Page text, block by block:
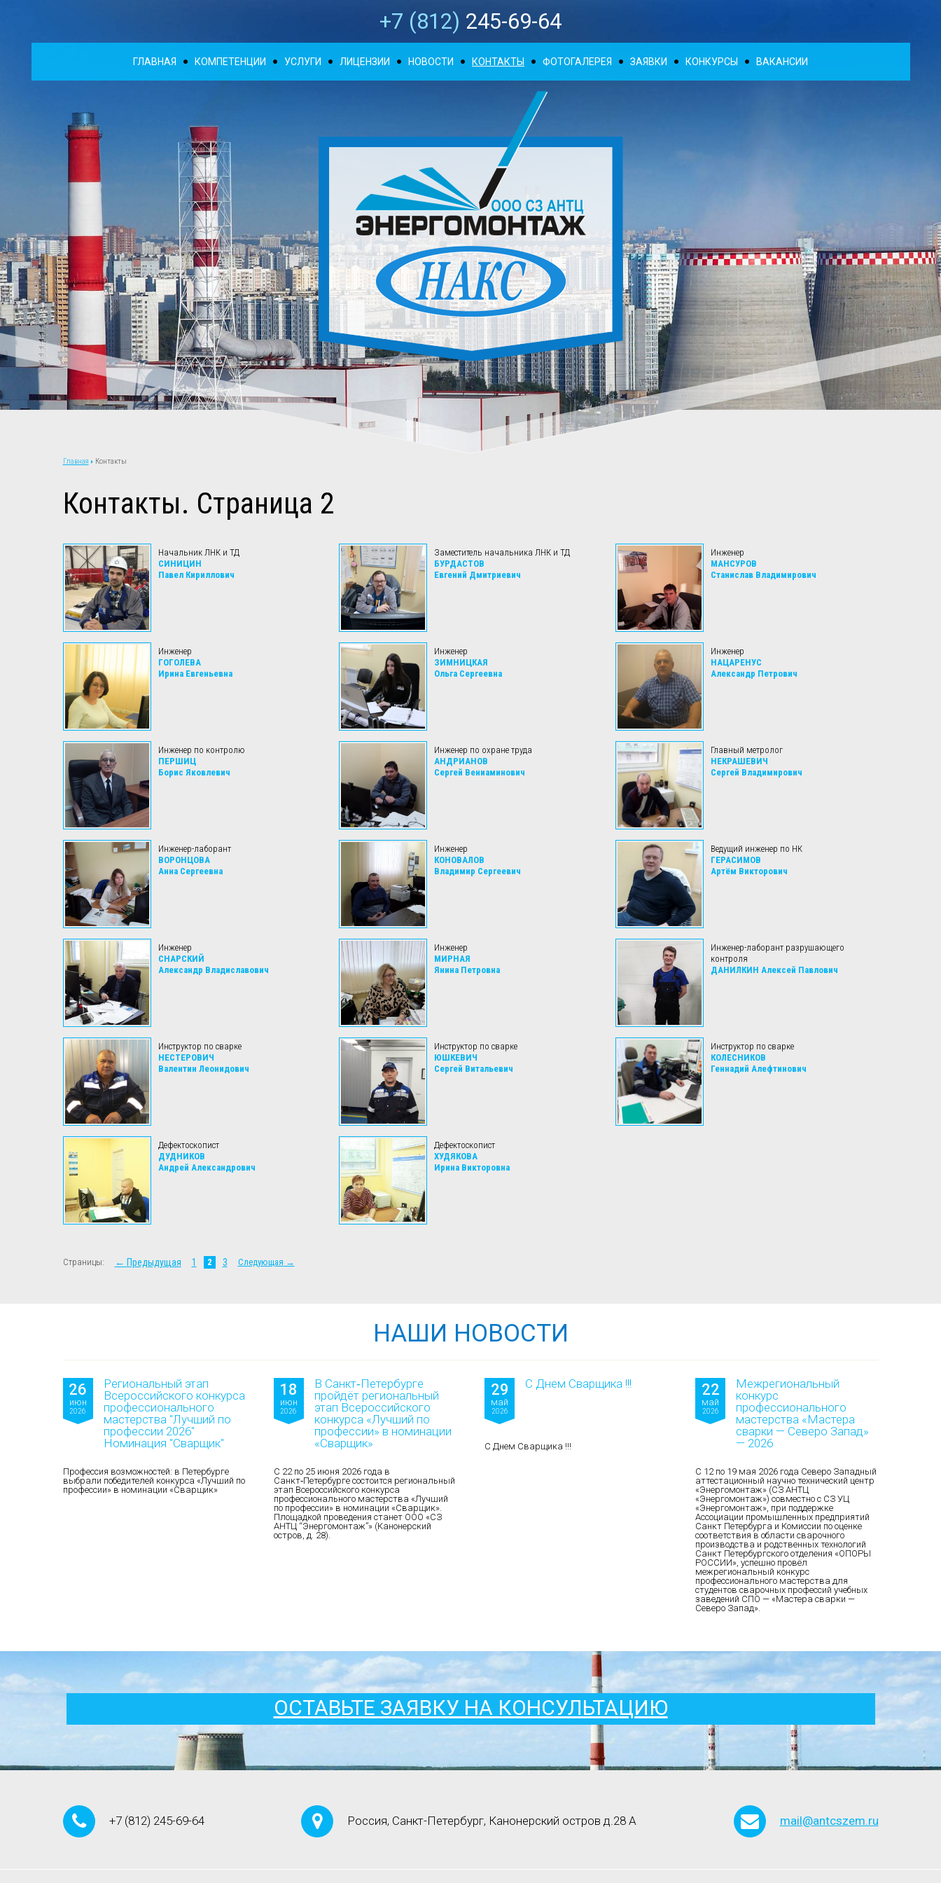
+7 (812) 245-69-64
ГЛАВНАЯ КОМПЕТЕНЦИИ УСЛУГИ ЛИЦЕНЗИИ НОВОСТИ КОНТАКТЫ ФОТОГАЛЕРЕЯ ЗАЯВКИ КОНКУРСЫ ВАКАНСИИ
Главная Контакты
Контакты. Страница 2
Начальник ЛНК и ТД
СИНИЦИН
Павел Кириллович
Заместитель начальника ЛНК и ТД
БУРДАСТОВ
Евгений Дмитриевич
Инженер
МАНСУРОВ
Станислав Владимирович
Инженер
ГОГОЛЕВА
Ирина Евгеньевна
Инженер
ЗИМНИЦКАЯ
Ольга Сергеевна
Инженер
НАЦАРЕНУС
Александр Петрович
Инженер по контролю
ПЕРШИЦ
Борис Яковлевич
Инженер по охране труда
АНДРИАНОВ
Сергей Вениаминович
Главный метролог
НЕКРАШЕВИЧ
Сергей Владимирович
Инженер-лаборант
ВОРОНЦОВА
Анна Сергеевна
Инженер
КОНОВАЛОВ
Владимир Сергеевич
Ведущий инженер по НК
ГЕРАСИМОВ
Артём Викторович
Инженер
СНАРСКИЙ
Александр Владиславович
Инженер
МИРНАЯ
Янина Петровна
Инженер-лаборант разрушающего
контроля
ДАНИЛКИН Алексей Павлович
Инструктор по сварке
НЕСТЕРОВИЧ
Валентин Леонидович
Инструктор по сварке
ЮШКЕВИЧ
Сергей Витальевич
Инструктор по сварке
КОЛЕСНИКОВ
Геннадий Алефтинович
Дефектоскопист
ДУДНИКОВ
Андрей Александрович
Дефектоскопист
ХУДЯКОВА
Ирина Викторовна
Страницы: ← Предыдущая 1 2 3 Следующая →
НАШИ НОВОСТИ
26
июн
2026
Региональный этап
Всероссийского конкурса
профессионального
мастерства "Лучший по
профессии 2026"
Номинация "Сварщик"
Профессия возможностей: в Петербурге
выбрали победителей конкурса «Лучший по
профессии» в номинации «Сварщик»
18
июн
2026
В Санкт‑Петербурге
пройдёт региональный
этап Всероссийского
конкурса «Лучший по
профессии» в номинации
«Сварщик»
С 22 по 25 июня 2026 года в
Санкт‑Петербурге состоится региональный
этап Всероссийского конкурса
профессионального мастерства «Лучший
по профессии» в номинации «Сварщик».
Площадкой проведения станет ООО «СЗ
АНТЦ “Энергомонтаж”» (Канонерский
остров, д. 28).
29
май
2026
С Днем Сварщика !!!
С Днем Сварщика !!!
22
май
2026
Межрегиональный
конкурс
профессионального
мастерства «Мастера
сварки — Северо Запад»
— 2026
С 12 по 19 мая 2026 года Северо Западный
аттестационный научно технический центр
«Энергомонтаж» (СЗ АНТЦ
«Энергомонтаж») совместно с СЗ УЦ
«Энергомонтаж», при поддержке
Ассоциации промышленных предприятий
Санкт Петербурга и Комиссии по оценке
соответствия в области сварочного
производства и родственных технологий
Санкт Петербургского отделения «ОПОРЫ
РОССИИ», успешно провёл
межрегиональный конкурс
профессионального мастерства для
студентов сварочных профессий учебных
заведений СПО — «Мастера сварки —
Северо Запад».
ОСТАВЬТЕ ЗАЯВКУ НА КОНСУЛЬТАЦИЮ
+7 (812) 245-69-64 Россия, Санкт-Петербург, Канонерский остров д.28 А mail@antcszem.ru